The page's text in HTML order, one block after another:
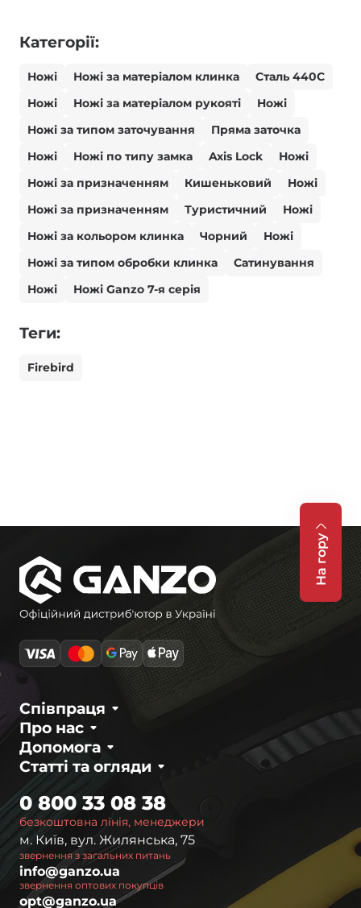
Категорії:
Ножі Ножі за матеріалом клинка
Сталь 440С
Ножі
Ножі за матеріалом рукояті
Ножі
Ножі за типом заточування
Пряма заточка
Ножі
Ножі по типу замка Axis Lock
Ножі
Ножі за призначенням
Кишеньковий
Ножі
Ножі за призначенням
Туристичний
Ножі
Ножі за кольором клинка
Чорний
Ножі
Ножі за типом обробки клинка
Сатинування
Ножі
Ножі Ganzo 7-я серія
Теги:
Firebird
На гору
Про нас
Співпраця
Статті та огляди
Допомога
безкоштовна лінія, менеджери
0 800 33 08 38
м. Київ, вул. Жилянська, 75
звернення з загальних питань
info@ganzo.ua
звернення оптових покупців
opt@ganzo.ua